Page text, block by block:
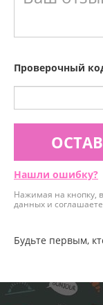
Проверочный
Нашли ошибку?
Нажимая на кнопку,
данных и
Будьте первым,